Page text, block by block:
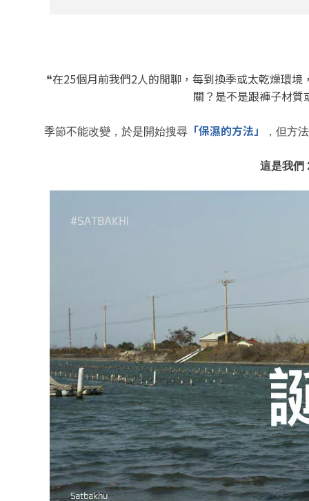
❝在25個月前我們2人的閒聊 ， 每到換季或太乾燥環境
關 ？是不是跟褲子材
季節不能改變，於是開始搜尋 「保濕的方法」 ， 但方
這是我們